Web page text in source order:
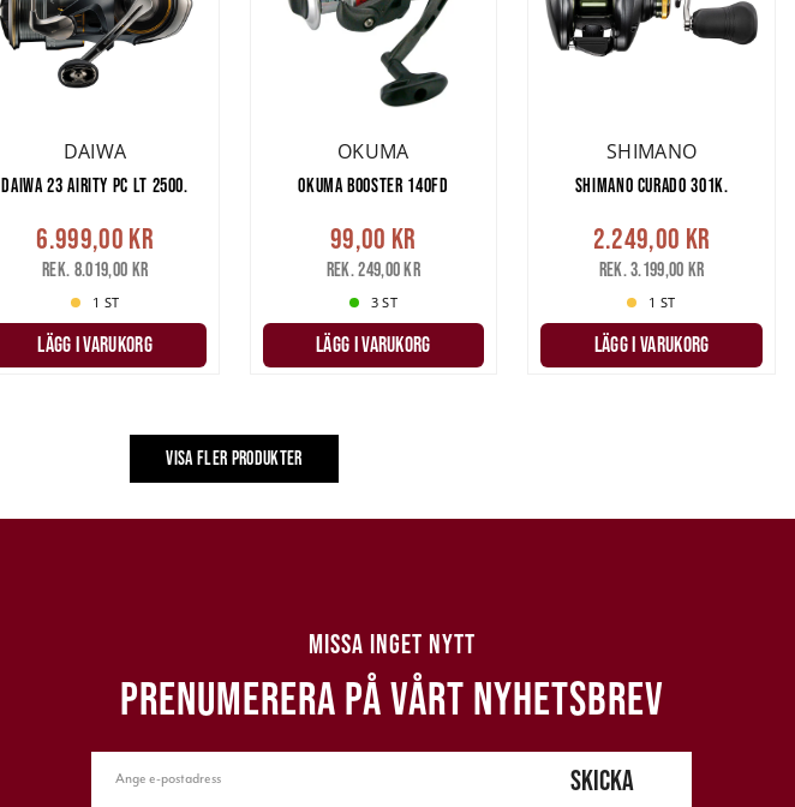
DAIWA
DAIWA 23 AIRITY PC LT 2500.
6.999,00 kr
Rek. 8.019,00 kr
1 ST
LÄGG I VARUKORG
OKUMA
OKUMA BOOSTER 140FD
99,00 kr
Rek. 249,00 kr
3 ST
LÄGG I VARUKORG
SHIMANO
SHIMANO CURADO 301K.
2.249,00 kr
Rek. 3.199,00 kr
1 ST
LÄGG I VARUKORG
VISA FLER PRODUKTER
MISSA INGET NYTT
PRENUMERERA PÅ VÅRT NYHETSBREV
SKICKA